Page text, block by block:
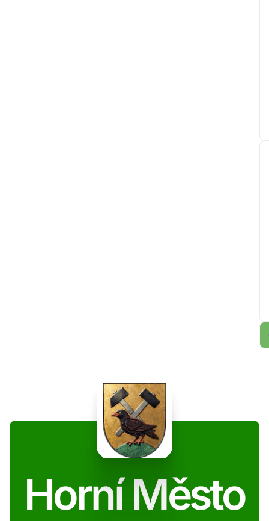
Horní Město